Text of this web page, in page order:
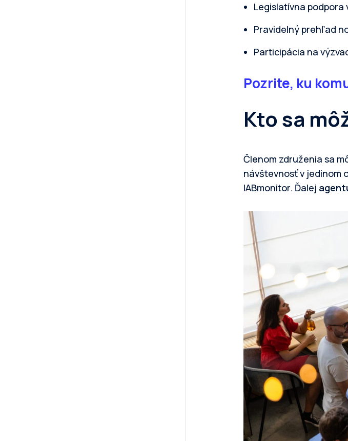
Legislatívna podpora
Pravidelný prehľad
Participácia na
Pozrite, ku
Kto sa
Členom združenia sa
návštevnosť v jedinom
IABmonitor. Ďalej